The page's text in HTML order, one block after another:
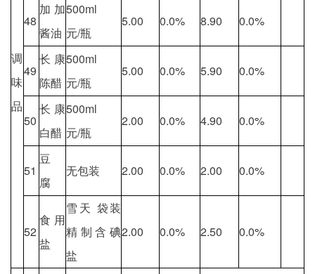
调
味
品
48
加加
酱油
500ml
元/瓶
5.00 0.0% 8.90 0.0%
49
长康
陈醋
500ml
元/瓶
5.00 0.0% 5.90 0.0%
50
长康
白醋
500ml
元/瓶
2.00 0.0% 4.90 0.0%
51
豆
腐
无包装 2.00 0.0% 2.00 0.0%
52
食用
盐
雪天 袋装
精制含碘
盐
2.00 0.0% 2.50 0.0%